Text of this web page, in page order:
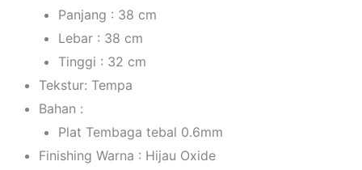
Panjang : 38 cm
Lebar : 38 cm
Tinggi : 32 cm
Tekstur: Tempa
Bahan :
Plat Tembaga tebal 0.6mm
Finishing Warna : Hijau Oxide